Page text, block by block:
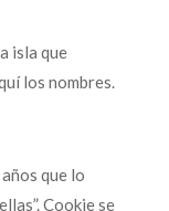
isla que
los nombres.
que lo
Cookie se